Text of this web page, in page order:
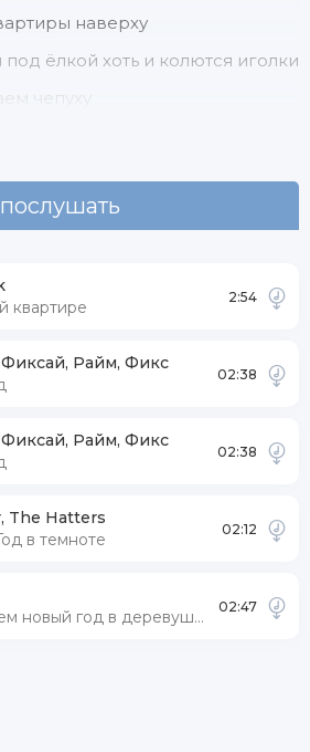
наверху
ёлкой хоть и колются иголки
чепуху
квартире
2:54
Райм, Фикс
02:38
Райм, Фикс
02:38
The Hatters
в темноте
02:12
Отмечаем новый год в деревушке старенькой
02:47